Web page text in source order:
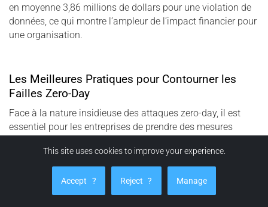
en moyenne 3,86 millions de dollars pour une violation de
données, ce qui montre l’ampleur de l’impact financier pour
une organisation.
Les Meilleures Pratiques pour Contourner les
Failles Zero-Day
Face à la nature insidieuse des attaques zero-day, il est
essentiel pour les entreprises de prendre des mesures
seulement l’application régulière de mises à jour et de
correctifs mais aussi l’adoption de stratégies de défense en
profondeur qui rendent difficile l’accès à des secrets
numériques, même si un attaquant parvient à exploiter une
This site uses cookies to improve your experience.
Accept ? Reject ? Manage